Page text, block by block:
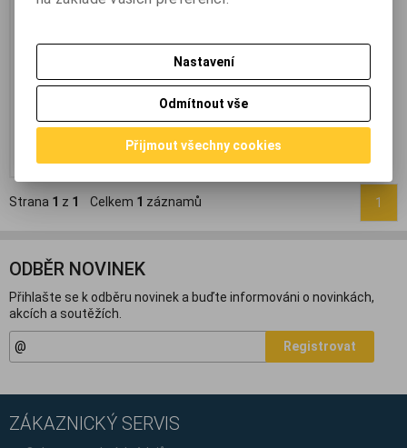
MTL568 určená pro pájení v
mikrotrhliny. Povrch pájeného
306 Kč
(Vaše cena
bez DPH:)
Přidat do košíku
Strana 1 z 1 Celkem 1 záznamů 1
ODBĚR NOVINEK
Přihlašte se k odběru novinek a buďte informováni o novinkách,
akcích a soutěžích.
Registrovat
ZÁKAZNICKÝ SERVIS
Nastavení
Odmítnout vše
Přijmout všechny cookies